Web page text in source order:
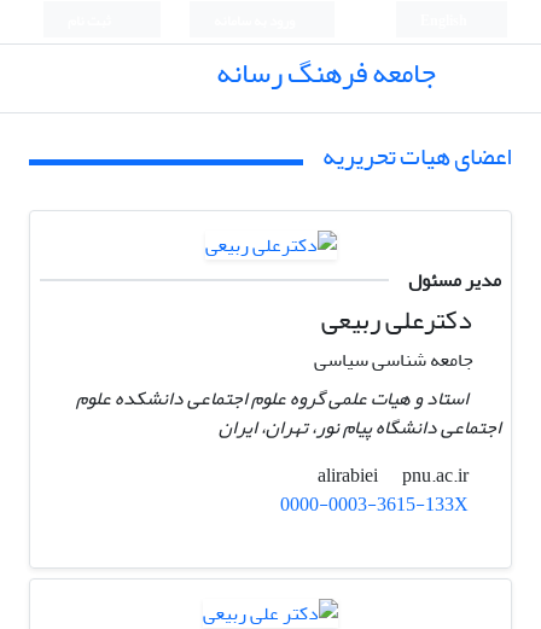
جامعه فرهنگ رسانه
اعضای هیات تحریریه
مدیر مسئول
دکترعلی ربیعی
جامعه شناسی سیاسی
استاد و هیات علمی گروه علوم اجتماعی دانشکده علوم
اجتماعی دانشگاه پیام نور، تهران، ایران ‏
alirabiei
pnu.ac.ir
0000-0003-3615-133X